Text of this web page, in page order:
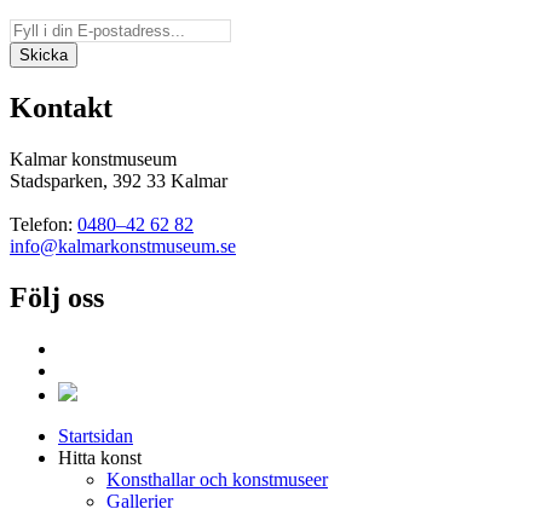
Kontakt
Kalmar konstmuseum
Stadsparken, 392 33 Kalmar
Telefon: 0480–42 62 82
info@kalmarkonstmuseum.se
Följ oss
Startsidan
Hitta konst
Konsthallar och konstmuseer
Gallerier